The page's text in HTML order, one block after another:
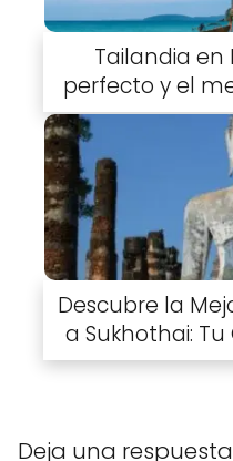
Tailandia en
perfecto y el
Descubre la
a Sukhothai:
Deja una respuesta